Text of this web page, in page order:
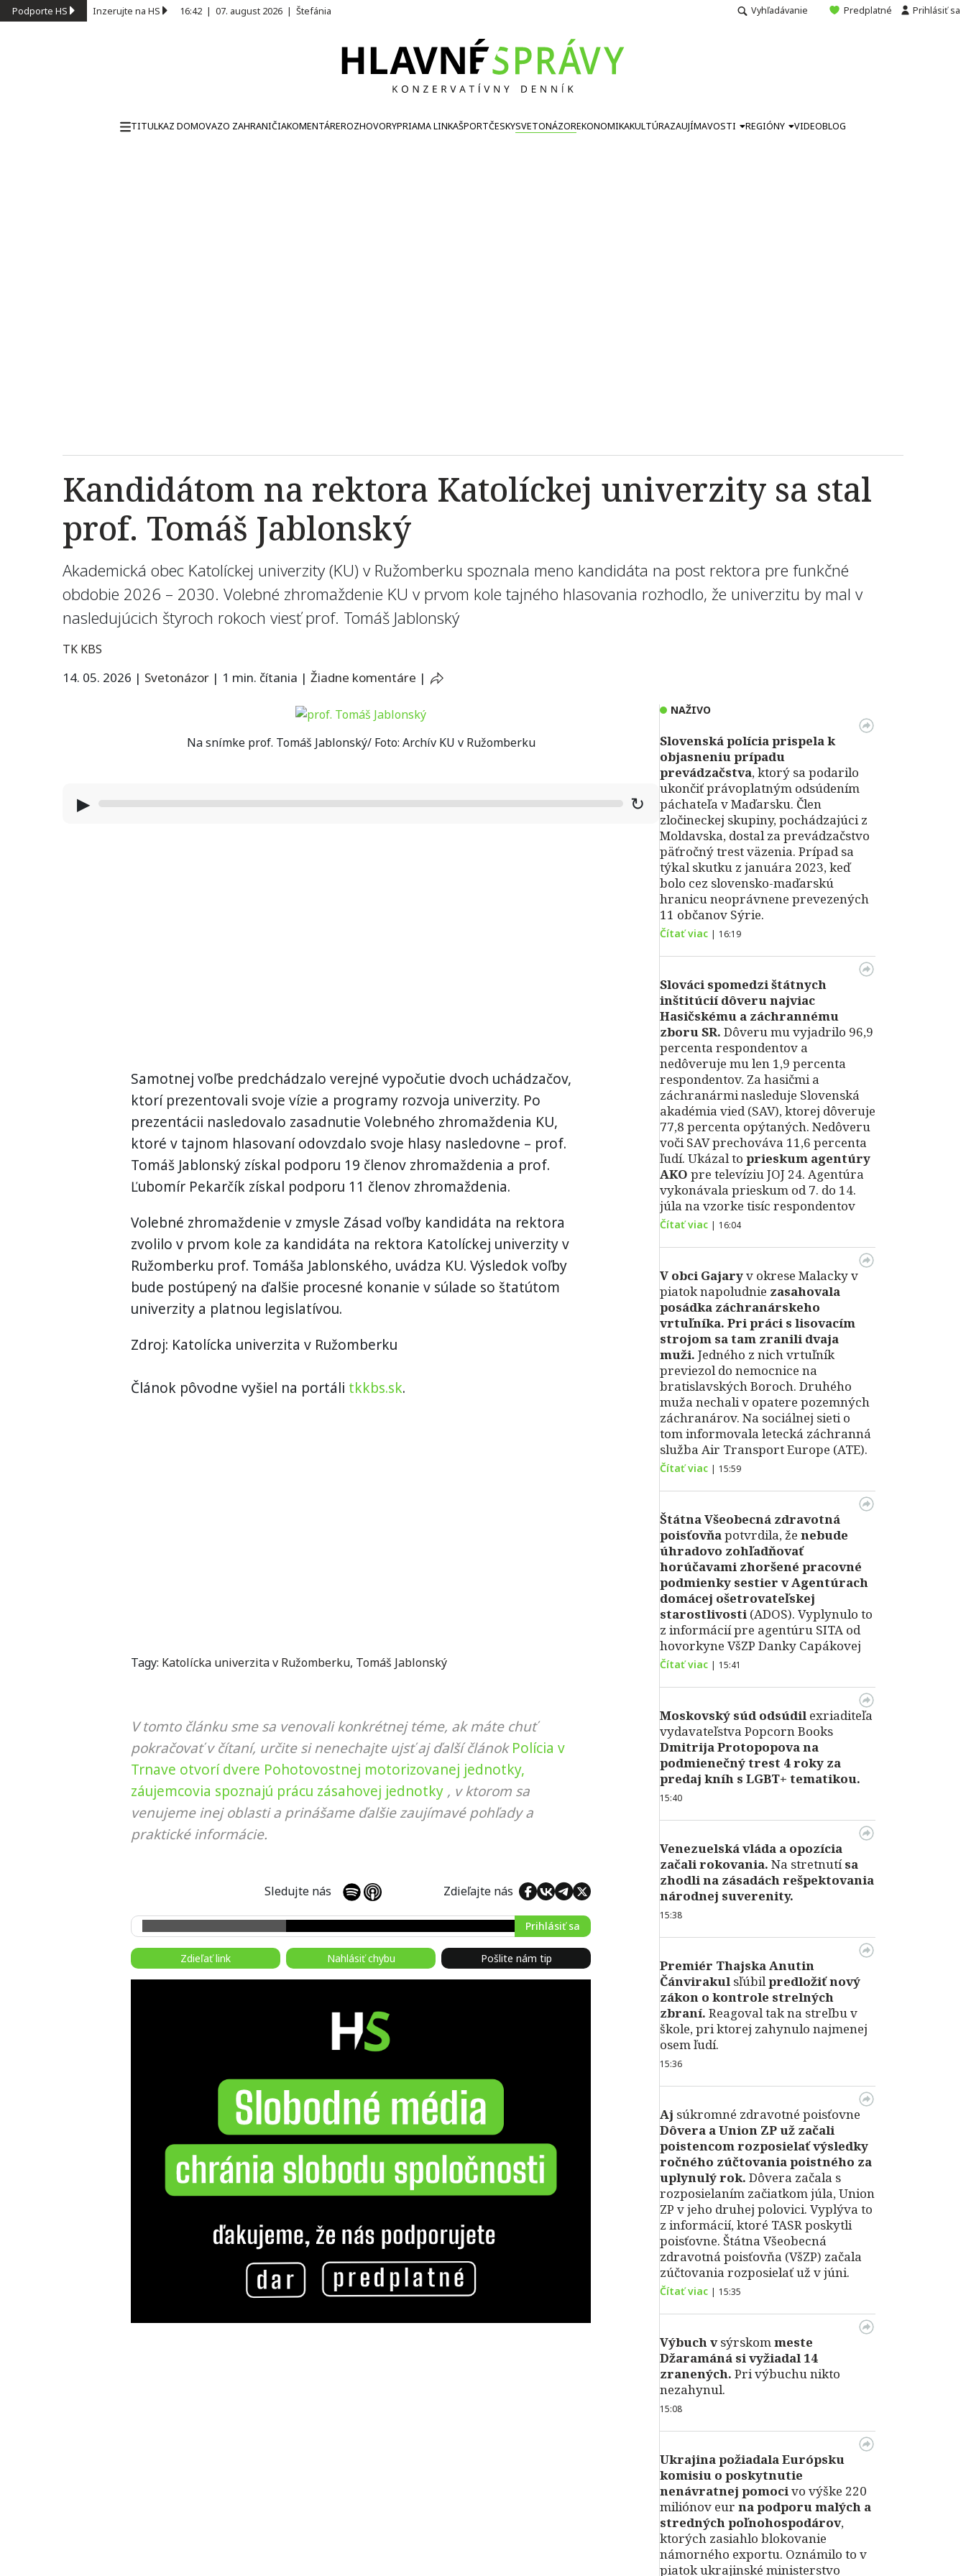
Podporte HS Inzerujte na HS 16:42 | 07. august 2026 | Štefánia Vyhľadávanie Predplatné Prihlásiť sa
TITULKAZ DOMOVAZO ZAHRANIČIAKOMENTÁREROZHOVORYPRIAMA LINKAŠPORTČESKYSVETONÁZOREKONOMIKAKULTÚRAZAUJÍMAVOSTI REGIÓNY VIDEOBLOG
Kandidátom na rektora Katolíckej univerzity sa stal
prof. Tomáš Jablonský
Akademická obec Katolíckej univerzity (KU) v Ružomberku spoznala meno kandidáta na post rektora pre funkčné
obdobie 2026 – 2030. Volebné zhromaždenie KU v prvom kole tajného hlasovania rozhodlo, že univerzitu by mal v
nasledujúcich štyroch rokoch viesť prof. Tomáš Jablonský
TK KBS
14. 05. 2026 | Svetonázor | 1 min. čítania | Žiadne komentáre |
Na snímke prof. Tomáš Jablonský/ Foto: Archív KU v Ružomberku
▶ ↻
Samotnej voľbe predchádzalo verejné vypočutie dvoch uchádzačov,
ktorí prezentovali svoje vízie a programy rozvoja univerzity. Po
prezentácii nasledovalo zasadnutie Volebného zhromaždenia KU,
ktoré v tajnom hlasovaní odovzdalo svoje hlasy nasledovne – prof.
Tomáš Jablonský získal podporu 19 členov zhromaždenia a prof.
Ľubomír Pekarčík získal podporu 11 členov zhromaždenia.
Volebné zhromaždenie v zmysle Zásad voľby kandidáta na rektora
zvolilo v prvom kole za kandidáta na rektora Katolíckej univerzity v
Ružomberku prof. Tomáša Jablonského, uvádza KU. Výsledok voľby
bude postúpený na ďalšie procesné konanie v súlade so štatútom
univerzity a platnou legislatívou.
Zdroj: Katolícka univerzita v Ružomberku
Článok pôvodne vyšiel na portáli tkkbs.sk.
Tagy: Katolícka univerzita v Ružomberku, Tomáš Jablonský
V tomto článku sme sa venovali konkrétnej téme, ak máte chuť
pokračovať v čítaní, určite si nenechajte ujsť aj ďalší článok Polícia v
Trnave otvorí dvere Pohotovostnej motorizovanej jednotky,
záujemcovia spoznajú prácu zásahovej jednotky , v ktorom sa
venujeme inej oblasti a prinášame ďalšie zaujímavé pohľady a
praktické informácie.
Sledujte nás Zdieľajte nás
Prihlásiť sa
Zdieľať link Nahlásiť chybu Pošlite nám tip
NAŽIVO
Slovenská polícia prispela k
objasneniu prípadu
prevádzačstva, ktorý sa podarilo
ukončiť právoplatným odsúdením
páchateľa v Maďarsku. Člen
zločineckej skupiny, pochádzajúci z
Moldavska, dostal za prevádzačstvo
päťročný trest väzenia. Prípad sa
týkal skutku z januára 2023, keď
bolo cez slovensko-maďarskú
hranicu neoprávnene prevezených
11 občanov Sýrie.
Čítať viac | 16:19
Slováci spomedzi štátnych
inštitúcií dôveru najviac
Hasičskému a záchrannému
zboru SR. Dôveru mu vyjadrilo 96,9
percenta respondentov a
nedôveruje mu len 1,9 percenta
respondentov. Za hasičmi a
záchranármi nasleduje Slovenská
akadémia vied (SAV), ktorej dôveruje
77,8 percenta opýtaných. Nedôveru
voči SAV prechováva 11,6 percenta
ľudí. Ukázal to prieskum agentúry
AKO pre televíziu JOJ 24. Agentúra
vykonávala prieskum od 7. do 14.
júla na vzorke tisíc respondentov
Čítať viac | 16:04
V obci Gajaryv okrese Malacky v
piatok napoludnie zasahovala
posádka záchranárskeho
vrtuľníka. Pri práci s lisovacím
strojom sa tam zranili dvaja
muži. Jedného z nich vrtuľník
previezol do nemocnice na
bratislavských Boroch. Druhého
muža nechali v opatere pozemných
záchranárov. Na sociálnej sieti o
tom informovala letecká záchranná
služba Air Transport Europe (ATE).
Čítať viac | 15:59
Štátna Všeobecná zdravotná
poisťovňapotvrdila, že nebude
úhradovo zohľadňovať
horúčavami zhoršené pracovné
podmienky sestier v Agentúrach
domácej ošetrovateľskej
starostlivosti (ADOS). Vyplynulo to
z informácií pre agentúru SITA od
hovorkyne VšZP Danky Capákovej
Čítať viac | 15:41
Moskovský súd odsúdil exriaditeľa
vydavateľstva Popcorn Books
Dmitrija Protopopova na
podmienečný trest 4 roky za
predaj kníh s LGBT+ tematikou.
15:40
Venezuelská vláda a opozícia
začali rokovania. Na stretnutísa
zhodli na zásadách rešpektovania
národnej suverenity.
15:38
Premiér Thajska Anutin
Čánvirakul sľúbilpredložiť nový
zákon o kontrole strelných
zbraní. Reagoval tak na streľbu v
škole, pri ktorej zahynulo najmenej
osem ľudí.
15:36
Aj súkromné zdravotné poisťovne
Dôvera a Union ZP už začali
poistencom rozposielať výsledky
ročného zúčtovania poistného za
uplynulý rok. Dôvera začala s
rozposielaním začiatkom júla, Union
ZP v jeho druhej polovici. Vyplýva to
z informácií, ktoré TASR poskytli
poisťovne. Štátna Všeobecná
zdravotná poisťovňa (VšZP) začala
zúčtovania rozposielať už v júni.
Čítať viac | 15:35
Výbuch vsýrskommeste
Džaramáná si vyžiadal 14
zranených. Pri výbuchu nikto
nezahynul.
15:08
Ukrajina požiadala Európsku
komisiu o poskytnutie
nenávratnej pomocivo výške 220
miliónov eur na podporu malých a
stredných poľnohospodárov,
ktorých zasiahlo blokovanie
námorného exportu. Oznámilo to v
piatok ukrajinské ministerstvo